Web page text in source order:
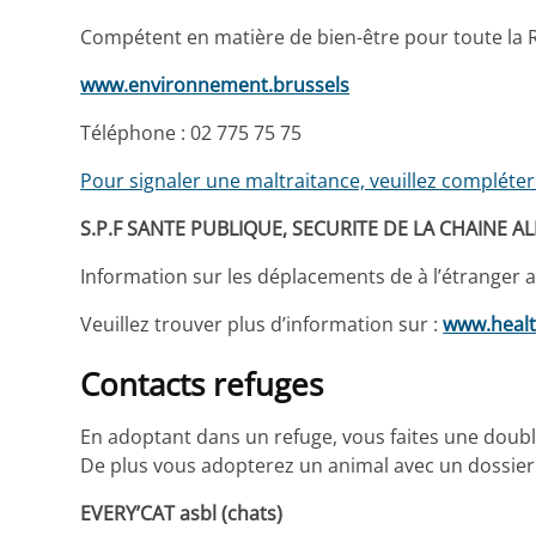
Compétent en matière de bien-être pour toute la
www.environnement.brussels
Téléphone : 02 775 75 75
Pour signaler une maltraitance, veuillez
S.P.F SANTE PUBLIQUE, SECURITE DE LA CHAINE
Information sur les déplacements de à l’étranger
Veuillez trouver plus d’information sur :
Contacts refuges
En adoptant dans un refuge, vous faites une
De plus vous adopterez un animal avec un
EVERY’CAT asbl (chats)